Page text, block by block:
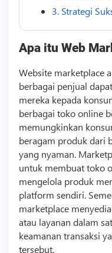
3. Strategi
Apa itu Web
Website marketplace
berbagai penjual
mereka kepada
berbagai toko online
memungkinkan
beragam produk dari
yang nyaman.
untuk membuat toko
mengelola produk
platform sendiri.
marketplace
atau layanan dalam
keamanan transaksi
tersebut.